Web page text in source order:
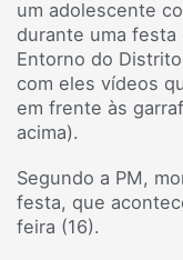
um adolescente
durante uma festa
Entorno do
com eles vídeos
em frente às
acima).
Segundo a PM,
festa, que
feira (16).